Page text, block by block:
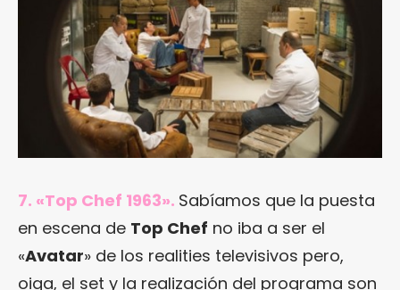
7. «Top Chef 1963». Sabíamos que la puesta
en escena de Top Chef no iba a ser el
«Avatar» de los realities televisivos pero,
oiga, el set y la realización del programa son